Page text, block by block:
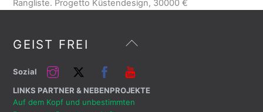
Rangliste. Progetto Küstendesign, 30000€
Zurück
GEIST FREI
Sozial
LINKS PARTNER & NEBENPROJEKTE
Auf dem Kopf und unbestimmten